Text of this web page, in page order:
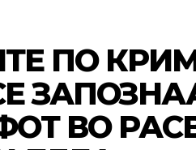
ПО
ВО